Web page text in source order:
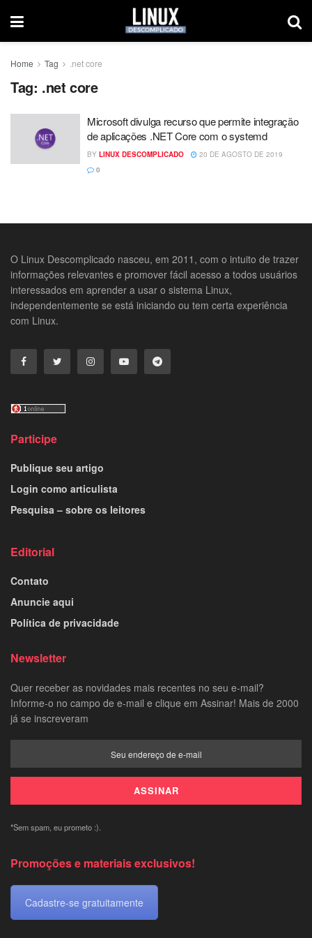
Home Tag .net core
Tag: .net core
Microsoft divulga recurso que permite integração
de aplicações .NET Core com o systemd
BY LINUX DESCOMPLICADO
20 DE AGOSTO DE 2019
0
O Linux Descomplicado nasceu, em 2011, com o intuito de trazer
informações relevantes e promover fácil acesso a todos usuários
interessados em aprender a usar o sistema Linux,
independentemente se está iniciando ou tem certa experiência
com Linux.
Participe
Publique seu artigo
Login como articulista
Pesquisa – sobre os leitores
Editorial
Contato
Anuncie aqui
Política de privacidade
Newsletter
Quer receber as novidades mais recentes no seu e-mail?
Informe-o no campo de e-mail e clique em Assinar! Mais de 2000
já se inscreveram
*Sem spam, eu prometo :).
Promoções e materiais exclusivos!
Cadastre-se gratuitamente